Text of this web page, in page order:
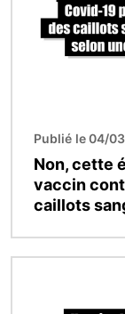
Publié le 04/
Non, cette
vaccin
caillots